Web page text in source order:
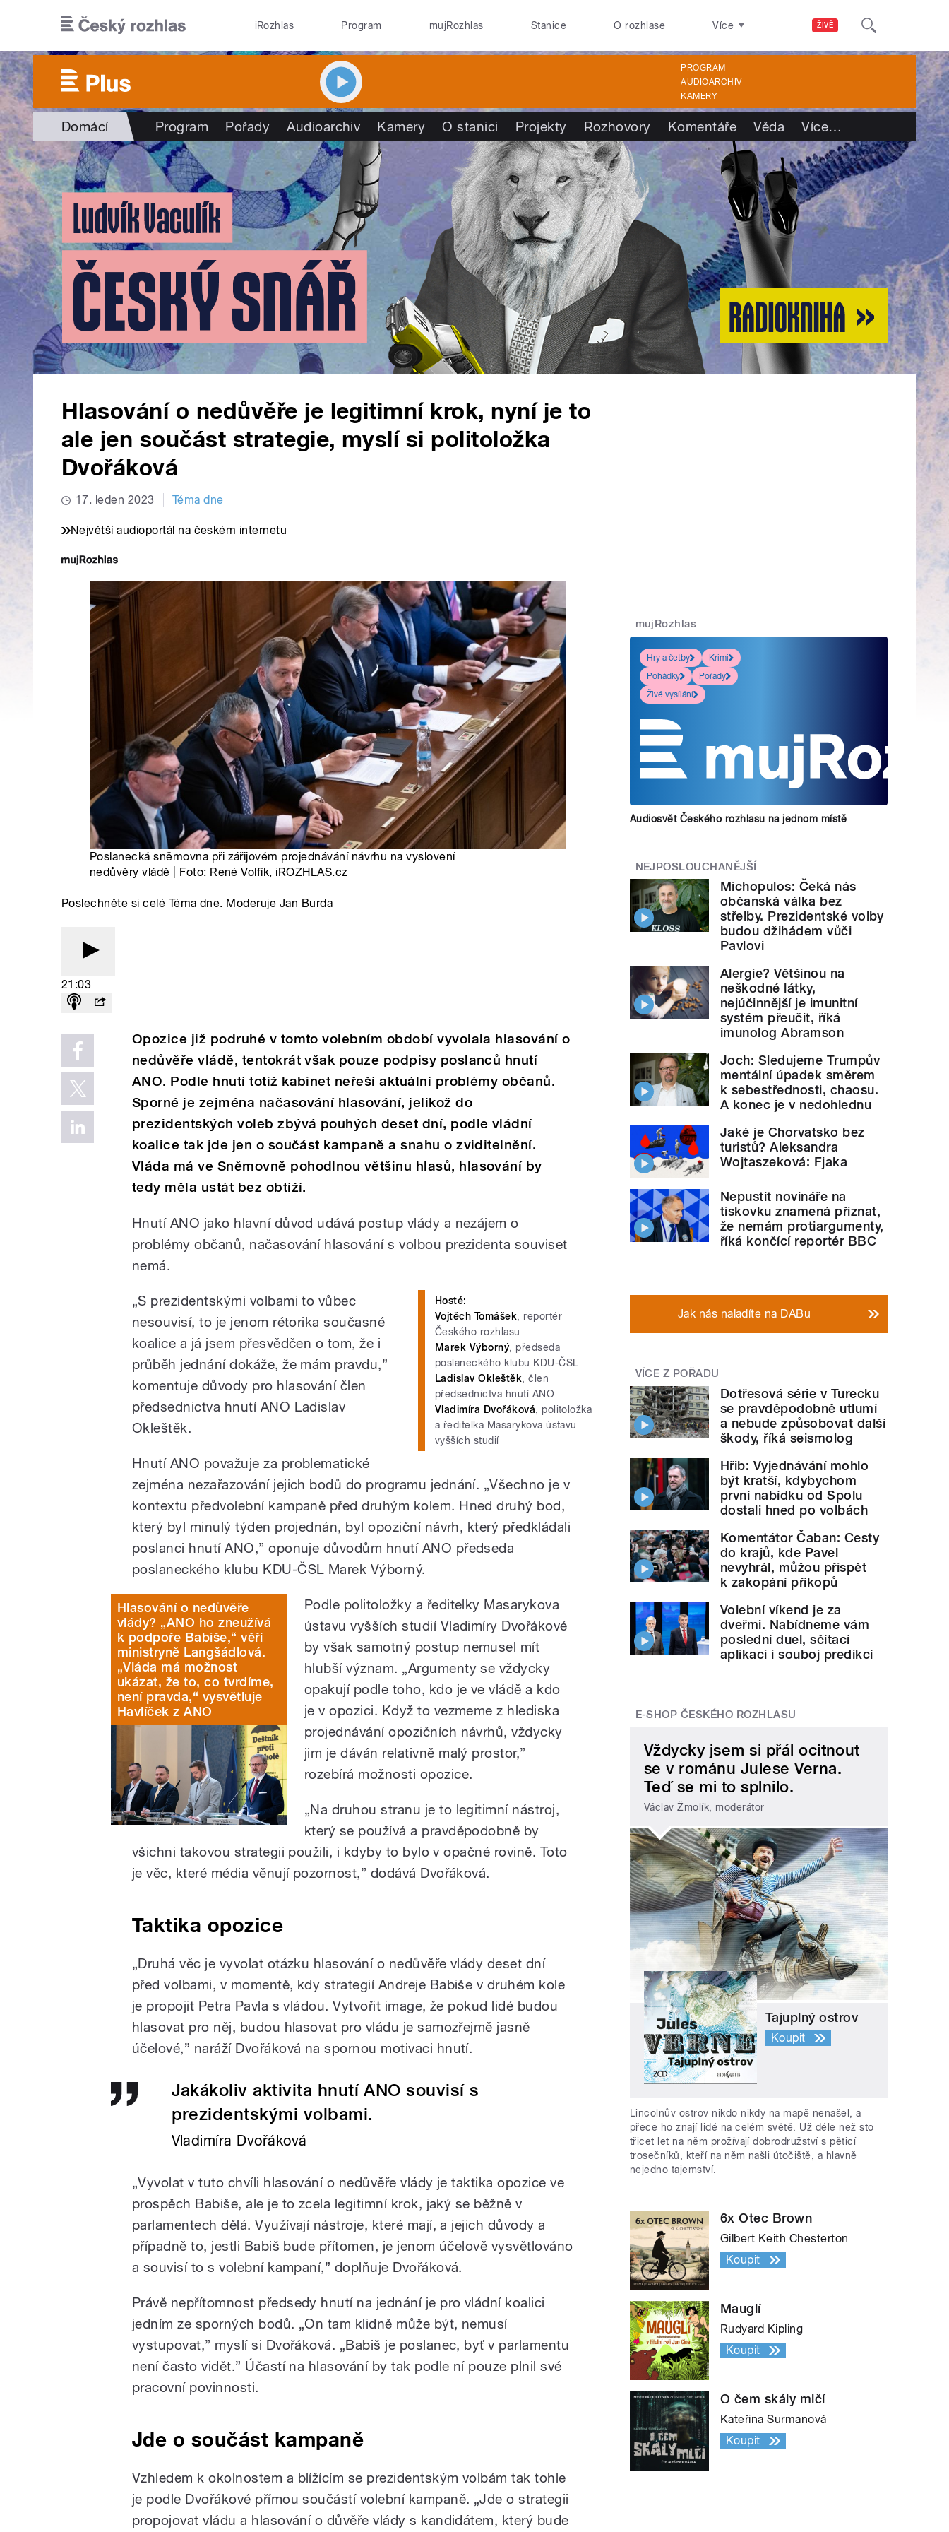
ŽIVĚ
iRozhlas Program mujRozhlas Stanice O rozhlase Více
PROGRAM
AUDIOARCHIV
KAMERY
Domácí Program Pořady Audioarchiv Kamery O stanici Projekty Rozhovory Komentáře Věda Více…
Hlasování o nedůvěře je legitimní krok, nyní je to
ale jen součást strategie, myslí si politoložka
Dvořáková
17. leden 2023 Téma dne
Největší audioportál na českém internetu
Poslanecká sněmovna při zářijovém projednávání návrhu na vyslovení
nedůvěry vládě | Foto: René Volfík, iROZHLAS.cz
Poslechněte si celé Téma dne. Moderuje Jan Burda
21:03
Opozice již podruhé v tomto volebním období vyvolala hlasování o
nedůvěře vládě, tentokrát však pouze podpisy poslanců hnutí
ANO. Podle hnutí totiž kabinet neřeší aktuální problémy občanů.
Sporné je zejména načasování hlasování, jelikož do
prezidentských voleb zbývá pouhých deset dní, podle vládní
koalice tak jde jen o součást kampaně a snahu o zviditelnění.
Vláda má ve Sněmovně pohodlnou většinu hlasů, hlasování by
tedy měla ustát bez obtíží.
Hnutí ANO jako hlavní důvod udává postup vlády a nezájem o
problémy občanů, načasování hlasování s volbou prezidenta souviset
nemá.
Hosté:
Vojtěch Tomášek , reportér
Českého rozhlasu
Marek Výborný , předseda
poslaneckého klubu KDU-ČSL
Ladislav Okleštěk , člen
předsednictva hnutí ANO
Vladimíra Dvořáková , politoložka
a ředitelka Masarykova ústavu
vyšších studií
„S prezidentskými volbami to vůbec
nesouvisí, to je jenom rétorika současné
koalice a já jsem přesvědčen o tom, že i
průběh jednání dokáže, že mám pravdu,”
komentuje důvody pro hlasování člen
předsednictva hnutí ANO Ladislav
Okleštěk.
Hnutí ANO považuje za problematické
zejména nezařazování jejich bodů do programu jednání. „Všechno je v
kontextu předvolební kampaně před druhým kolem. Hned druhý bod,
který byl minulý týden projednán, byl opoziční návrh, který předkládali
poslanci hnutí ANO,” oponuje důvodům hnutí ANO předseda
poslaneckého klubu KDU-ČSL Marek Výborný.
Hlasování o nedůvěře
vlády? „ANO ho zneužívá
k podpoře Babiše,“ věří
ministryně Langšádlová.
„Vláda má možnost
ukázat, že to, co tvrdíme,
není pravda,“ vysvětluje
Havlíček z ANO
Podle politoložky a ředitelky Masarykova
ústavu vyšších studií Vladimíry Dvořákové
by však samotný postup nemusel mít
hlubší význam. „Argumenty se vždycky
opakují podle toho, kdo je ve vládě a kdo
je v opozici. Když to vezmeme z hlediska
projednávání opozičních návrhů, vždycky
jim je dáván relativně malý prostor,”
rozebírá možnosti opozice.
„Na druhou stranu je to legitimní nástroj,
který se používá a pravděpodobně by
všichni takovou strategii použili, i kdyby to bylo v opačné rovině. Toto
je věc, které média věnují pozornost,” dodává Dvořáková.
Taktika opozice
„Druhá věc je vyvolat otázku hlasování o nedůvěře vlády deset dní
před volbami, v momentě, kdy strategií Andreje Babiše v druhém kole
je propojit Petra Pavla s vládou. Vytvořit image, že pokud lidé budou
hlasovat pro něj, budou hlasovat pro vládu je samozřejmě jasně
účelové,” naráží Dvořáková na spornou motivaci hnutí.
Jakákoliv aktivita hnutí ANO souvisí s
prezidentskými volbami.
Vladimíra Dvořáková
„Vyvolat v tuto chvíli hlasování o nedůvěře vlády je taktika opozice ve
prospěch Babiše, ale je to zcela legitimní krok, jaký se běžně v
parlamentech dělá. Využívají nástroje, které mají, a jejich důvody a
případně to, jestli Babiš bude přítomen, je jenom účelově vysvětlováno
a souvisí to s volební kampaní,” doplňuje Dvořáková.
Právě nepřítomnost předsedy hnutí na jednání je pro vládní koalici
jedním ze sporných bodů. „On tam klidně může být, nemusí
vystupovat,” myslí si Dvořáková. „Babiš je poslanec, byť v parlamentu
není často vidět.” Účastí na hlasování by tak podle ní pouze plnil své
pracovní povinnosti.
Jde o součást kampaně
Vzhledem k okolnostem a blížícím se prezidentským volbám tak tohle
je podle Dvořákové přímou součástí volební kampaně. „Jde o strategii
propojovat vládu a hlasování o důvěře vlády s kandidátem, který bude
mujRozhlas
Hry a četby
Krimi
Pohádky
Pořady
Živé vysílání
Audiosvět Českého rozhlasu na jednom místě
NEJPOSLOUCHANĚJŠÍ
Michopulos: Čeká nás
občanská válka bez
střelby. Prezidentské volby
budou džihádem vůči
Pavlovi
Alergie? Většinou na
neškodné látky,
nejúčinnější je imunitní
systém přeučit, říká
imunolog Abramson
Joch: Sledujeme Trumpův
mentální úpadek směrem
k sebestřednosti, chaosu.
A konec je v nedohlednu
Jaké je Chorvatsko bez
turistů? Aleksandra
Wojtaszeková: Fjaka
Nepustit novináře na
tiskovku znamená přiznat,
že nemám protiargumenty,
říká končící reportér BBC
Jak nás naladíte na DABu
VÍCE Z POŘADU
Dotřesová série v Turecku
se pravděpodobně utlumí
a nebude způsobovat další
škody, říká seismolog
Hřib: Vyjednávání mohlo
být kratší, kdybychom
první nabídku od Spolu
dostali hned po volbách
Komentátor Čaban: Cesty
do krajů, kde Pavel
nevyhrál, můžou přispět
k zakopání příkopů
Volební víkend je za
dveřmi. Nabídneme vám
poslední duel, sčítací
aplikaci i souboj predikcí
E-SHOP ČESKÉHO ROZHLASU
Vždycky jsem si přál ocitnout
se v románu Julese Verna.
Teď se mi to splnilo.
Václav Žmolík, moderátor
Tajuplný ostrov
Koupit
Lincolnův ostrov nikdo nikdy na mapě nenašel, a
přece ho znají lidé na celém světě. Už déle než sto
třicet let na něm prožívají dobrodružství s pěticí
trosečníků, kteří na něm našli útočiště, a hlavně
nejedno tajemství.
6x Otec Brown
Gilbert Keith Chesterton
Koupit
Mauglí
Rudyard Kipling
Koupit
O čem skály mlčí
Kateřina Surmanová
Koupit